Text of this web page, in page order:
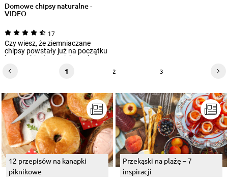
Domowe chipsy naturalne -
VIDEO
17
Czy wiesz, że ziemniaczane
chipsy powstały już na początku
lat 30. ubiegłego wieku? Ich
1 2 3
12 przepisów na kanapki
piknikowe
Przekąski na plażę – 7
inspiracji